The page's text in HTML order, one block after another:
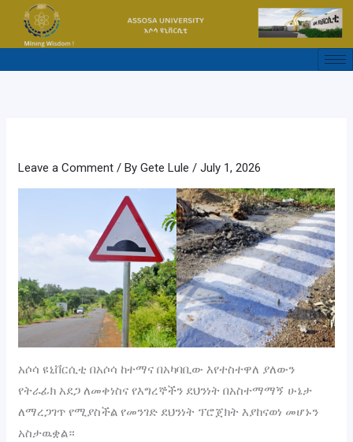
content
Leave a Comment / ByGete Lule/July 1, 2026
አሶሳ ዩኒቨርሲቲ በአሶሳ ከተማና በአካባቢው እየተስተዋለ ያለውን
የትራፊክ አደጋ ለመቀነስና የእግረኞችን ደህንነት በአስተማማኝ ሁኔታ
ለማረጋገጥ የሚያስችል የመንገድ ደህንነት ፕሮጀክት እያከናወነ መሆኑን
አስታዉቋል።